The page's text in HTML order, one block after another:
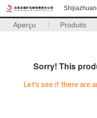
Aperçu Produits
Sorry! This
Let's see if there are